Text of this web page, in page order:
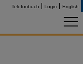
Telefonbuch Login English